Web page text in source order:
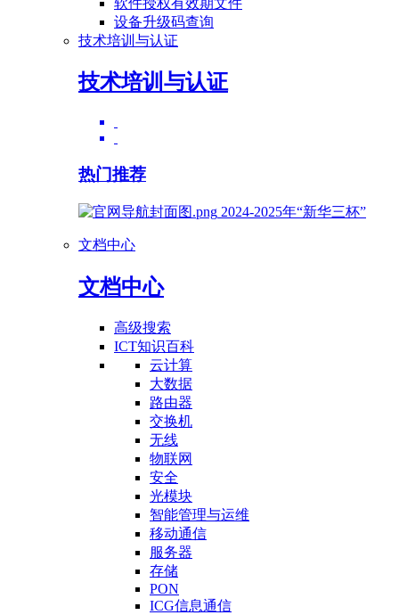
设备升级码查询
技术培训与认证
技术培训与认证
热门推荐
2024-2025年“新华三杯”
文档中心
文档中心
高级搜索
ICT知识百科
云计算
大数据
路由器
交换机
无线
物联网
安全
光模块
智能管理与运维
移动通信
服务器
存储
PON
ICG信息通信